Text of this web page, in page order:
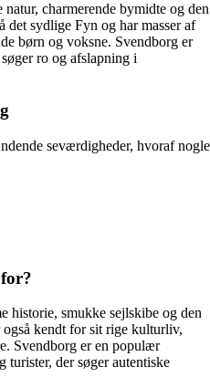
charmerende bymidte og den
sydlige Fyn og har masser af
børn og voksne. Svendborg er
ro og afslapning i
seværdigheder, hvoraf nogle
historie, smukke sejlskibe og den
kendt for sit rige kulturliv,
Svendborg er en populær
turister, der søger autentiske